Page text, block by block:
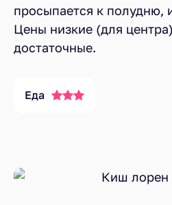
просыпается к полудню,
Цены низкие (для
достаточные.
Еда